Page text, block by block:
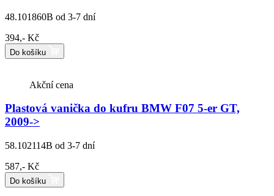
48.101860B od 3-7 dní
394,- Kč
Do košíku
Akční cena
Plastová vanička do kufru BMW F07 5-er GT,
2009->
58.102114B od 3-7 dní
587,- Kč
Do košíku